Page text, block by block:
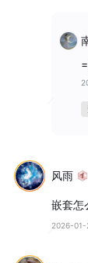
风雨
嵌套怎
2026-